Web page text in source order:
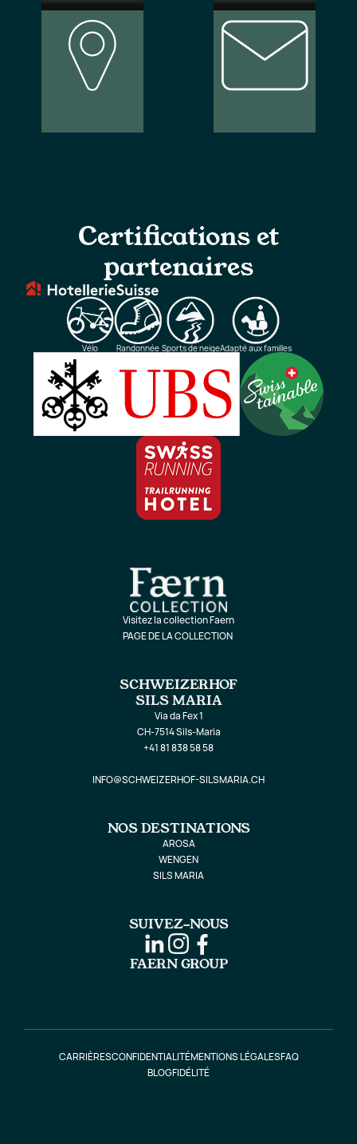
Certifications et
partenaires
Vélo Randonnée Sports de neigeAdapté aux familles
Visitez la collection Faern
PAGE DE LA COLLECTION
SCHWEIZERHOF
SILS MARIA
Via da Fex 1
CH-7514 Sils-Maria
+41 81 838 58 58
INFO@SCHWEIZERHOF-SILSMARIA.CH
NOS DESTINATIONS
AROSA
WENGEN
SILS MARIA
SUIVEZ-NOUS
FAERN GROUP
CARRIÈRESCONFIDENTIALITÉMENTIONS LÉGALESFAQ
BLOGFIDÉLITÉ